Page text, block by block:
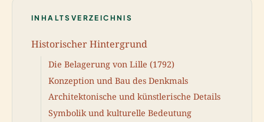
INHALTSVERZEICHNIS
Historischer Hintergrund
Die Belagerung von Lille (1792)
Konzeption und Bau des Denkmals
Architektonische und künstlerische Details
Symbolik und kulturelle Bedeutung